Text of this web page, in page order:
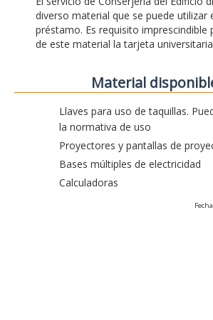
diverso material que se puede utilizar
préstamo. Es requisito imprescindible
de este material la tarjeta universitaria
Material
Llaves para uso de taquillas.
la normativa de uso
Proyectores y pantallas de
Bases múltiples de electricidad
Calculadoras